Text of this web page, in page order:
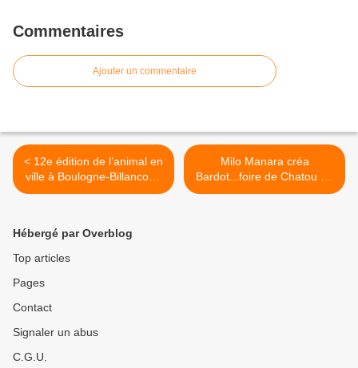
Commentaires
Ajouter un commentaire
< 12e édition de l’animal en
ville à Boulogne-Billancourt
au parc de Boulogne
Milo Manara créa
Bardot...foire de Chatou du
21 septembre au 01
Hébergé par Overblog
Top articles
Pages
Contact
Signaler un abus
C.G.U.